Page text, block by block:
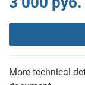
More technical